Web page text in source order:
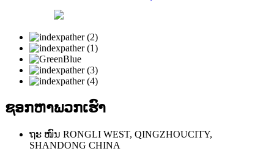
ຊອກຫາພວກເຮົາ
ຖະ ໜົນ RONGLI WEST, QINGZHOUCITY,
SHANDONG CHINA